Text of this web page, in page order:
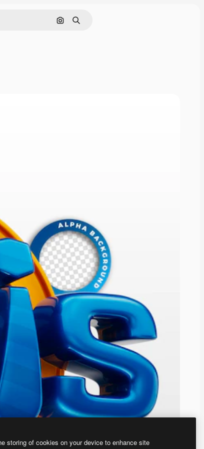
画像で検索
検索
storing of cookies on your device to enhance site